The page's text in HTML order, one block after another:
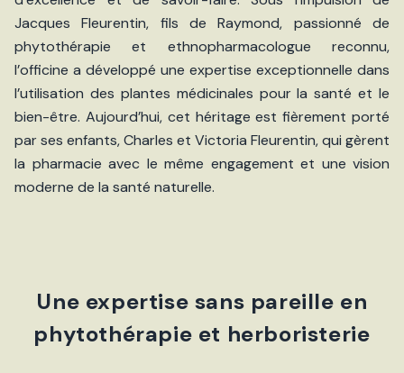
Jacques Fleurentin, fils de Raymond, passionné de
phytothérapie et ethnopharmacologue reconnu,
l’officine a développé une expertise exceptionnelle dans
l’utilisation des plantes médicinales pour la santé et le
bien-être. Aujourd’hui, cet héritage est fièrement porté
par ses enfants, Charles et Victoria Fleurentin, qui gèrent
la pharmacie avec le même engagement et une vision
moderne de la santé naturelle.
Une expertise sans pareille en
phytothérapie et herboristerie